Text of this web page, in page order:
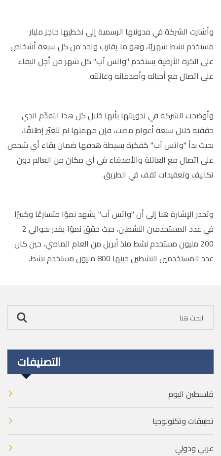
وأشارت الشركة في مدونتها الرسمية إلى تخطيها حاجز مليار
مستخدم نشط شهريًا، وهو ما يقارب واحد من كل سبعة أشخاص
على الكرة الأرضية يستخدم "واتس آب" كل شهر من أجل البقاء
على اتصال مع أحبائه وأصدقائه وعائلته.
وأوضحت الشركة في تدوينتها بأنها خلال كل هذا التقدّم الذي
حققته خلال سبعة أعوام مضت، فإن مهمتها لم تتغيّر إطلاقًا،
بحيث بدأ "واتس آب" كفكرة بسيطة هدفها ضمان بقاء أي شخص
على اتصال مع العائلة والأصدقاء في أي مكان من العالم دون
تكاليف وتعقيدات تقف في الطريق.
وتجدر الإشارة هنا إلى أن "واتس آب" يشهد نموًا متسارعًا وكبيرًا
في عدد المستخدمين النشطين، حيث حقق نموًا يقدر بحوالي 2
200 مليون مستخدم نشط منذ أبريل من العام الماضي، حين كان
عدد المستخدمين النشطين حينها 800 مليون مستخدم نشط.
التصنيفات
فلسطين اليوم
تطبيقات وتكنولوجيا
عربي ودولي